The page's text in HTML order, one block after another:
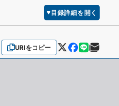
目録詳細を開く
URIをコピー